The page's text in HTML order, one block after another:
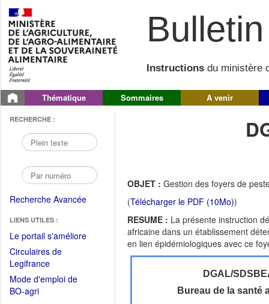
Instructions du ministère
Thématique Sommaires A venir
RECHERCHE :
Recherche Avancée
LIENS UTILES :
Le portail s'améliore(Fichier
Circulaires de
Legifrance(Ouvrir
dans
une
Mode d'emploi de
BO-agri(Ouvrir
OBJET : Gestion des foyers de
(Télécharger le PDF (10Mo))
RESUME : La présente instruction
africaine dans un établissement
en lien épidémiologiques avec ce
DGAL/
Bureau de la santé